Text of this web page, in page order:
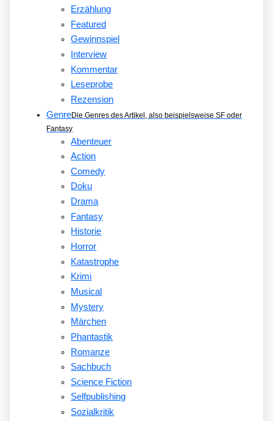
Erzählung
Featured
Gewinnspiel
Interview
Kommentar
Leseprobe
Rezension
GenreDie Genres des Artikel, also beispielsweise SF oder
Fantasy
Abenteuer
Action
Comedy
Doku
Drama
Fantasy
Historie
Horror
Katastrophe
Krimi
Musical
Mystery
Märchen
Phantastik
Romanze
Sachbuch
Science Fiction
Selfpublishing
Sozialkritik